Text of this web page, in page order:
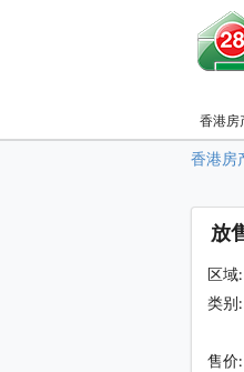
香港房
香港房
放
区域:
类别:
售价: